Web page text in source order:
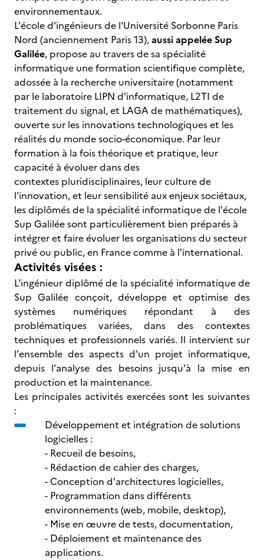
environnementaux.
L'école d'ingénieurs de l'Université Sorbonne Paris
Nord (anciennement Paris 13),aussi appelée Sup
Galilée, propose au travers de sa spécialité
informatique une formation scientifique complète,
adossée à la recherche universitaire (notamment
par le laboratoire LIPN d'informatique, L2TI de
traitement du signal, et LAGA de mathématiques),
ouverte sur les innovations technologiques et les
réalités du monde socio-économique. Par leur
formation à la fois théorique et pratique, leur
capacité à évoluer dans des
contextes pluridisciplinaires, leur culture de
l'innovation, et leur sensibilité aux enjeux sociétaux,
les diplômés de la spécialité informatique de l'école
Sup Galilée sont particulièrement bien préparés à
intégrer et faire évoluer les organisations du secteur
privé ou public, en France comme à l'international.
Activités visées :
L'ingénieur diplômé de la spécialité informatique de
Sup Galilée conçoit, développe et optimise des
systèmes numériques répondant à des
problématiques variées, dans des contextes
techniques et professionnels variés. Il intervient sur
l'ensemble des aspects d'un projet informatique,
depuis l'analyse des besoins jusqu'à la mise en
production et la maintenance.
Les principales activités exercées sont les suivantes
:
Développement et intégration de solutions
logicielles :
- Recueil de besoins,
- Rédaction de cahier des charges,
- Conception d'architectures logicielles,
- Programmation dans différents
environnements (web, mobile, desktop),
- Mise en œuvre de tests, documentation,
- Déploiement et maintenance des
applications.